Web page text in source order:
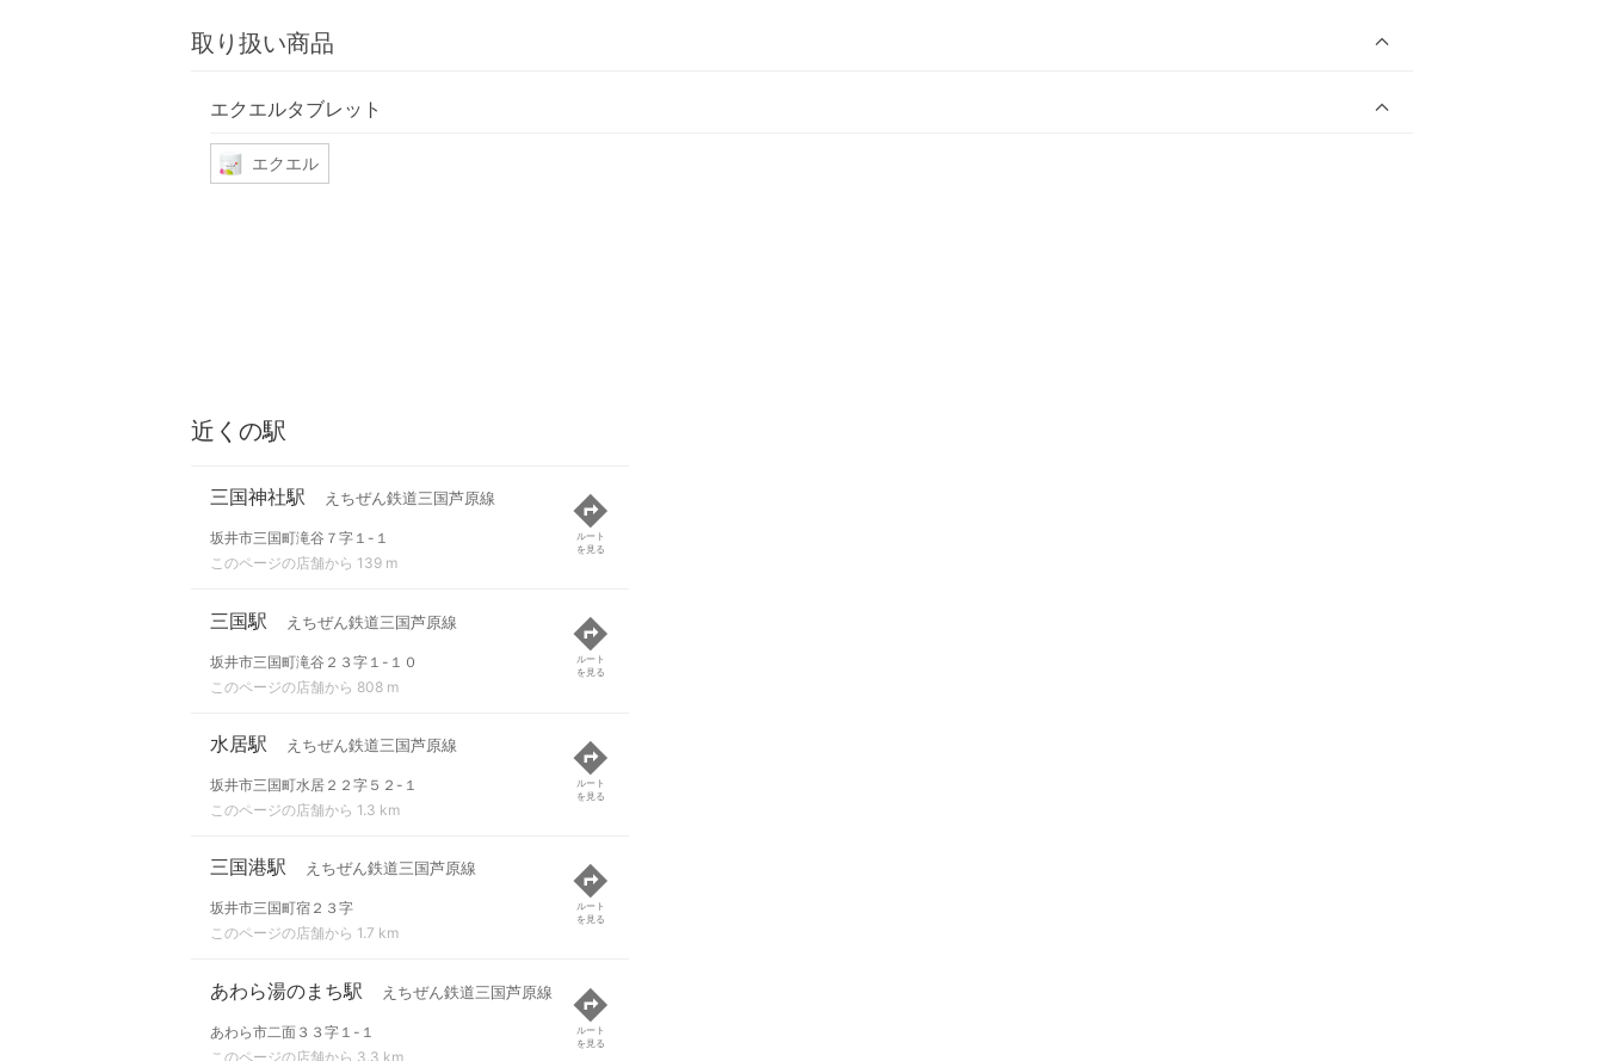
取り扱い商品
エクエルタブレット
エクエル
近くの駅
三国神社駅 えちぜん鉄道三国芦原線
坂井市三国町滝谷７字１-１
このページの店舗から 139 m
ルート
を見る
三国駅 えちぜん鉄道三国芦原線
坂井市三国町滝谷２３字１-１０
このページの店舗から 808 m
ルート
を見る
水居駅 えちぜん鉄道三国芦原線
坂井市三国町水居２２字５２-１
このページの店舗から 1.3 km
ルート
を見る
三国港駅 えちぜん鉄道三国芦原線
坂井市三国町宿２３字
このページの店舗から 1.7 km
ルート
を見る
あわら湯のまち駅 えちぜん鉄道三国芦原線
あわら市二面３３字１-１
このページの店舗から 3.3 km
ルート
を見る